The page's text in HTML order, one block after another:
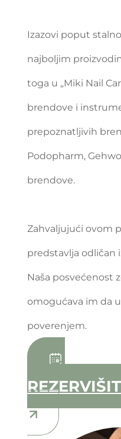
Izazovi poput
najboljim
toga u „Miki Nail
brendove i
prepoznatljivih
Podopharm,
brendove.
Zahvaljujući ovom
predstavlja odličan
Naša posvećenost
omogućava im da
poverenjem.